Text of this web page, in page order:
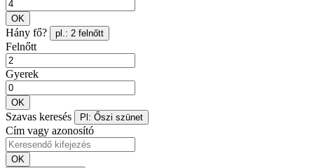
OK
Hány fő? pl.: 2 felnőtt
Felnőtt
Gyerek
OK
Szavas keresés Pl: Őszi szünet
Cím vagy azonosító
OK